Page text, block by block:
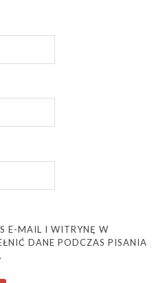
E-MAIL I WITRYNĘ W
DANE PODCZAS PISANIA